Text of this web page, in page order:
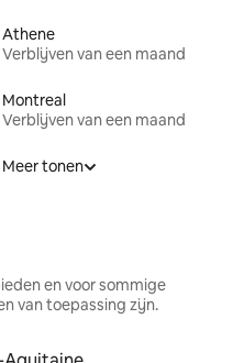
Athene
Verblijven van een maand
Montreal
Verblijven van een maand
Meer tonen
en voor sommige
van toepassing zijn.